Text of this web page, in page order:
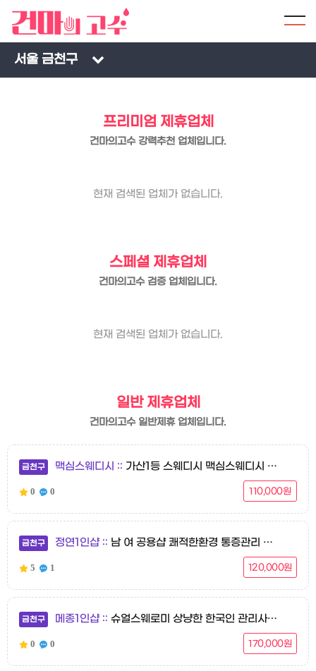
서울 금천구
프리미엄 제휴업체
건마의고수 강력추천 업체입니다.
현재 검색된 업체가 없습니다.
스페셜 제휴업체
건마의고수 검증 업체입니다.
현재 검색된 업체가 없습니다.
일반 제휴업체
건마의고수 일반제휴 업체입니다.
금천구 맥심스웨디시 가산1등 스웨디시 맥심스웨디시 전원한국인 전원 젊은 관리사분들
0 0 110,000원
금천구 정연1인샵 남 여 공용샵 쾌적한환경 통증관리 천연오일 사용
5 1 120,000원
금천구 메종1인샵 슈얼스웨로미 상냥한 한국인 관리사가 감동을 선사해드리는 샵 메종 입니다
0 0 170,000원